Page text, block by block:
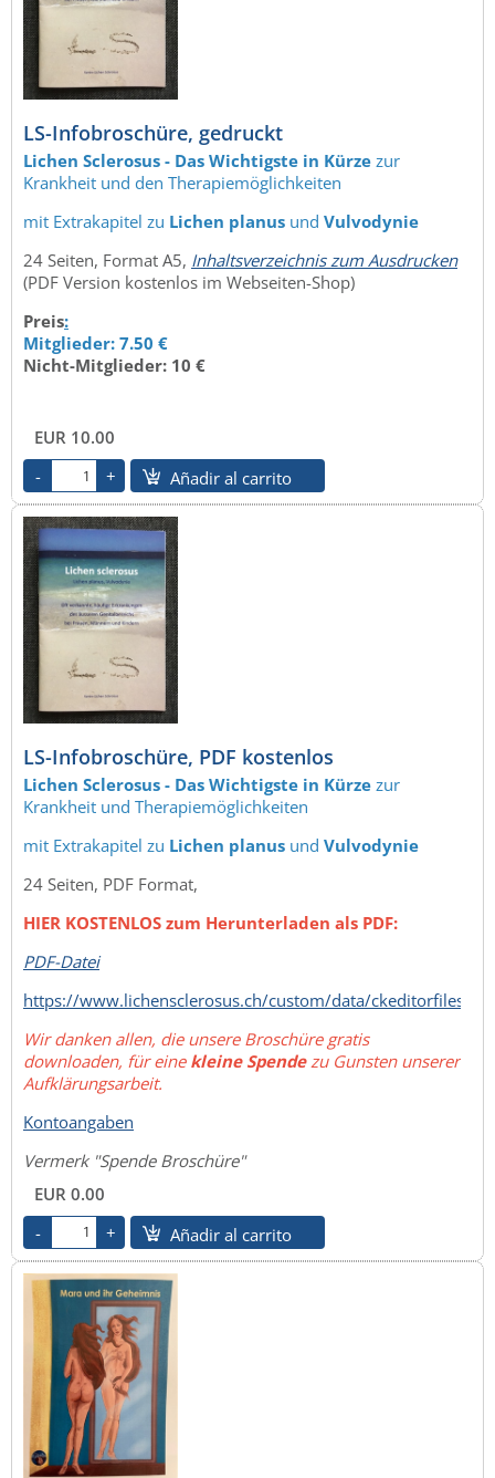
LS-Infobroschüre, gedruckt
Lichen Sclerosus - Das Wichtigste in Kürze zur
Krankheit und den Therapiemöglichkeiten
mit Extrakapitel zu Lichen planus und Vulvodynie
24 Seiten, Format A5, Inhaltsverzeichnis zum Ausdrucken
(PDF Version kostenlos im Webseiten-Shop)
Preis:
Mitglieder: 7.50 €
Nicht-Mitglieder: 10 €
EUR 10.00
Añadir al carrito
LS-Infobroschüre, PDF kostenlos
Lichen Sclerosus - Das Wichtigste in Kürze zur
Krankheit und Therapiemöglichkeiten
mit Extrakapitel zu Lichen planus und Vulvodynie
24 Seiten, PDF Format,
HIER KOSTENLOS zum Herunterladen als PDF:
PDF-Datei
https://www.lichensclerosus.ch/custom/data/ckeditorfiles/
Wir danken allen, die unsere Broschüre gratis
downloaden, für eine kleine Spende zu Gunsten unserer
Aufklärungsarbeit.
Kontoangaben
Vermerk "Spende Broschüre"
EUR 0.00
Añadir al carrito